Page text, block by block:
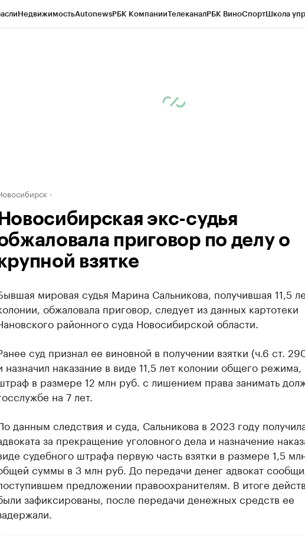
НедвижимостьAutonewsРБК КомпанииТелеканалРБК ВиноСпортШкола
Новосибирская экс-судья
приговор по делу о
взятке
мировая судья Марина Сальникова, получившая 11,5
обжаловала приговор, следует из данных картотеки
районного суда Новосибирской области.
суд признал ее виновной в получении взятки (ч.6 ст.
назначил наказание в виде 11,5 лет колонии общего режима,
в размере 12 млн руб. с лишением права занимать
на 7 лет.
данным следствия и суда, Сальникова в 2023 году
за прекращение уголовного дела и назначение
судебного штрафа первую часть взятки в размере 1,5
суммы в 3 млн руб. До передачи денег адвокат
предложении правоохранителям. В итоге
зафиксированы, после передачи денежных средств ее